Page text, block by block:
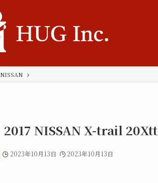
NISSAN
2017 NISSAN X-trail 20Xtt
2023年10月13日 2023年10月13日